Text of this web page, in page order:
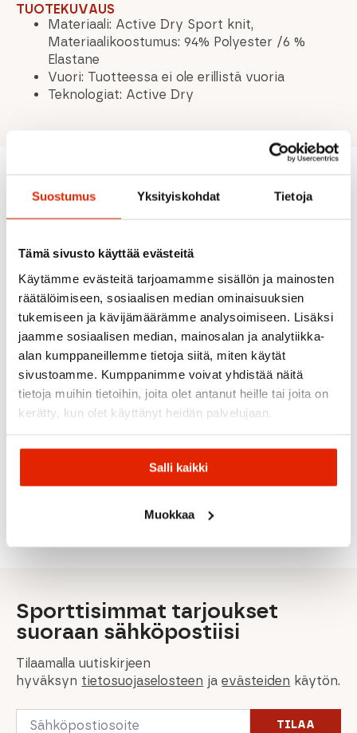
Suostumus Yksityiskohdat Tietoja
Tämä sivusto käyttää evästeitä
Käytämme evästeitä tarjoamamme sisällön ja mainosten
räätälöimiseen, sosiaalisen median ominaisuuksien
tukemiseen ja kävijämäärämme analysoimiseen. Lisäksi
jaamme sosiaalisen median, mainosalan ja analytiikka-
alan kumppaneillemme tietoja siitä, miten käytät
sivustoamme. Kumppanimme voivat yhdistää näitä
tietoja muihin tietoihin, joita olet antanut heille tai joita on
kerätty, kun olet käyttänyt heidän palvelujaan.
Salli kaikki
Muokkaa
TUOTEKUVAUS
Materiaali: Active Dry Sport knit,
Materiaalikoostumus: 94% Polyester /6 %
Elastane
Vuori: Tuotteessa ei ole erillistä vuoria
Teknologiat: Active Dry
Suositeltua sinulle
Rukka
Murtu
Maloja
ALE
99,00€
Maloja
Ronchim.
Miesten
Löffler
ALE
hinta
oli:
75,00€
hinta
on:
Löffler
Midlayer
Stripes
Miesten
Paita
Patagonia
Patagonia
Crewneck
Norrøna
94,50€
Miesten
Sporttisimmat tarjoukset
suoraan sähköpostiisi
Tilaamalla uutiskirjeen
hyväksyn tietosuojaselosteen jaevästeiden käytön.
Email
TILAA